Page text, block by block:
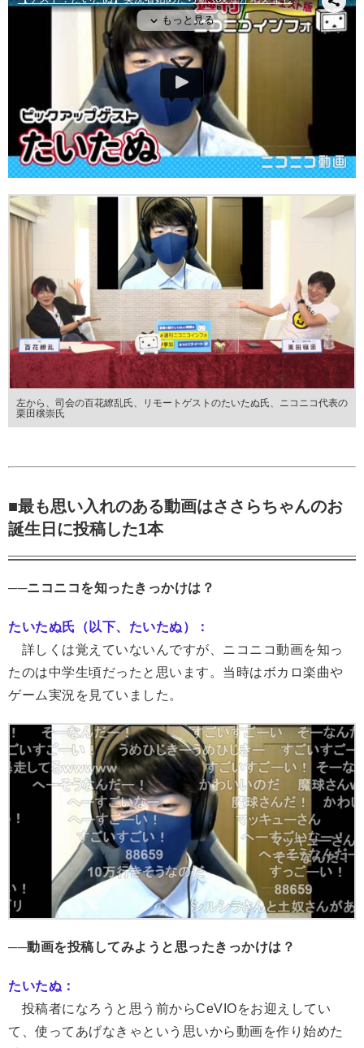
左から、司会の百花繚乱氏、リモートゲストのたいたぬ氏、ニコニコ代表の
栗田穣崇氏
■最も思い入れのある動画はささらちゃんのお
誕生日に投稿した1本
──ニコニコを知ったきっかけは？
たいたぬ氏（以下、たいたぬ）：
詳しくは覚えていないんですが、ニコニコ動画を知っ
たのは中学生頃だったと思います。当時はボカロ楽曲や
ゲーム実況を見ていました。
──動画を投稿してみようと思ったきっかけは？
たいたぬ：
投稿者になろうと思う前からCeVIOをお迎えしてい
て、使ってあげなきゃという思いから動画を作り始めた